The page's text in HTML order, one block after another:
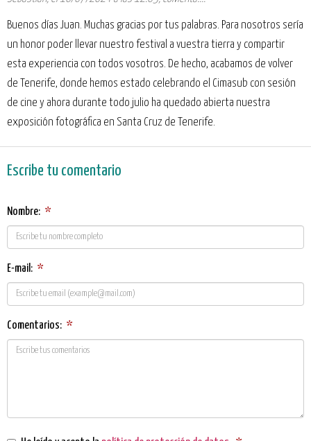
Buenos días Juan. Muchas gracias por tus palabras. Para nosotros sería
un honor poder llevar nuestro festival a vuestra tierra y compartir
esta experiencia con todos vosotros. De hecho, acabamos de volver
de Tenerife, donde hemos estado celebrando el Cimasub con sesión
de cine y ahora durante todo julio ha quedado abierta nuestra
exposición fotográfica en Santa Cruz de Tenerife.
Escribe tu comentario
Nombre: *
E-mail: *
Comentarios: *